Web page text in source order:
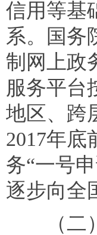
信用等基
系。国务
制网上政
服务平台
地区、跨
2017年底
务“一号
逐步向全
（二）